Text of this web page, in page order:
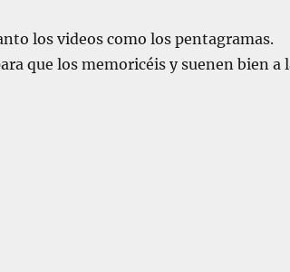
los videos como los pentagramas.
que los memoricéis y suenen bien a